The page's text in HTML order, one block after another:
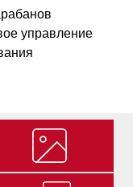
управление